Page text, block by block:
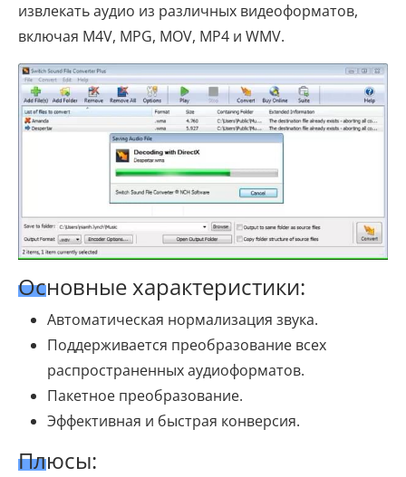
извлекать аудио из различных видеоформатов,
включая M4V, MPG, MOV, MP4 и WMV.
Основные характеристики:
Автоматическая нормализация звука.
Поддерживается преобразование всех
распространенных аудиоформатов.
Пакетное преобразование.
Эффективная и быстрая конверсия.
Плюсы: